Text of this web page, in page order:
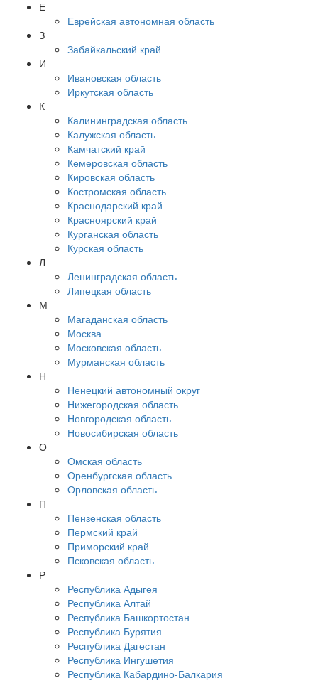
Е
Еврейская автономная область
З
Забайкальский край
И
Ивановская область
Иркутская область
К
Калининградская область
Калужская область
Камчатский край
Кемеровская область
Кировская область
Костромская область
Краснодарский край
Красноярский край
Курганская область
Курская область
Л
Ленинградская область
Липецкая область
М
Магаданская область
Москва
Московская область
Мурманская область
Н
Ненецкий автономный округ
Нижегородская область
Новгородская область
Новосибирская область
О
Омская область
Оренбургская область
Орловская область
П
Пензенская область
Пермский край
Приморский край
Псковская область
Р
Республика Адыгея
Республика Алтай
Республика Башкортостан
Республика Бурятия
Республика Дагестан
Республика Ингушетия
Республика Кабардино-Балкария